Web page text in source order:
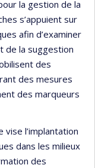
la gestion de la
s’appuient sur
afin d’examiner
de la suggestion
des
des mesures
des marqueurs
l’implantation
dans les milieux
des